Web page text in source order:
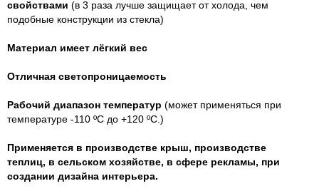
свойствами (в 3 раза лучше защищает от холода, чем
подобные конструкции из стекла)
Материал имеет лёгкий вес
Отличная светопроницаемость
Рабочий диапазон температур (может применяться при
температуре -110 ºС до +120 ºС.)
Применяется в производстве крыш, производстве
теплиц, в сельском хозяйстве, в сфере рекламы, при
создании дизайна интерьера.